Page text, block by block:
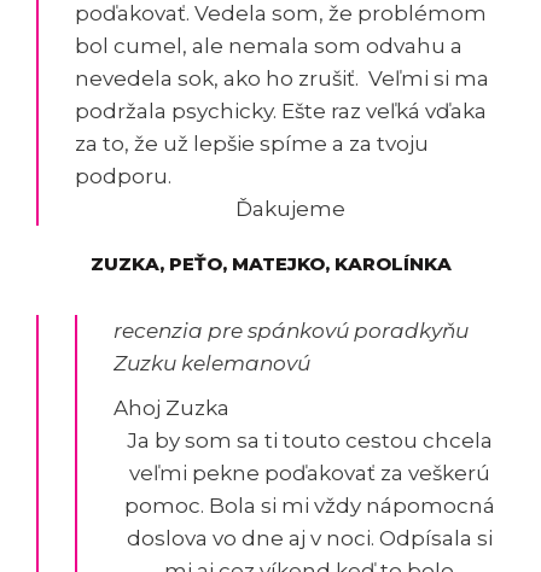
poďakovať. Vedela som, že problémom
bol cumel, ale nemala som odvahu a
nevedela sok, ako ho zrušiť. Veľmi si ma
podržala psychicky. Ešte raz veľká vďaka
za to, že už lepšie spíme a za tvoju
podporu.
Ďakujeme
ZUZKA, PEŤO, MATEJKO, KAROLÍNKA
recenzia pre spánkovú poradkyňu
Zuzku kelemanovú
Ahoj Zuzka
Ja by som sa ti touto cestou chcela
veľmi pekne poďakovať za veškerú
pomoc. Bola si mi vždy nápomocná
doslova vo dne aj v noci. Odpísala si